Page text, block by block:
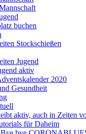
buchen
Stockschießen
Jugend
aktiv
2020
Gesundheit
aktiv, auch in Zeiten
für Daheim